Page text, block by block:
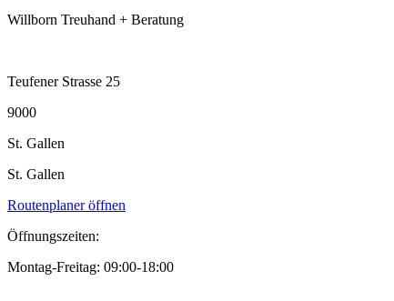
Willborn Treuhand + Beratung
Teufener Strasse 25
9000
St. Gallen
St. Gallen
Routenplaner öffnen
Öffnungszeiten:
Montag-Freitag: 09:00-18:00